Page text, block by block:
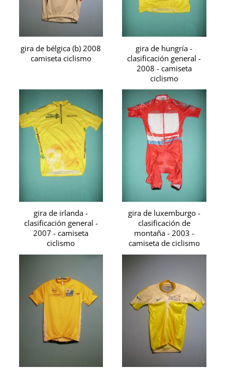
gira de bélgica (b) 2008
camiseta ciclismo
gira de hungría -
clasificación general -
2008 - camiseta
ciclismo
gira de irlanda -
clasificación general -
2007 - camiseta
ciclismo
gira de luxemburgo -
clasificación de
montaña - 2003 -
camiseta de ciclismo